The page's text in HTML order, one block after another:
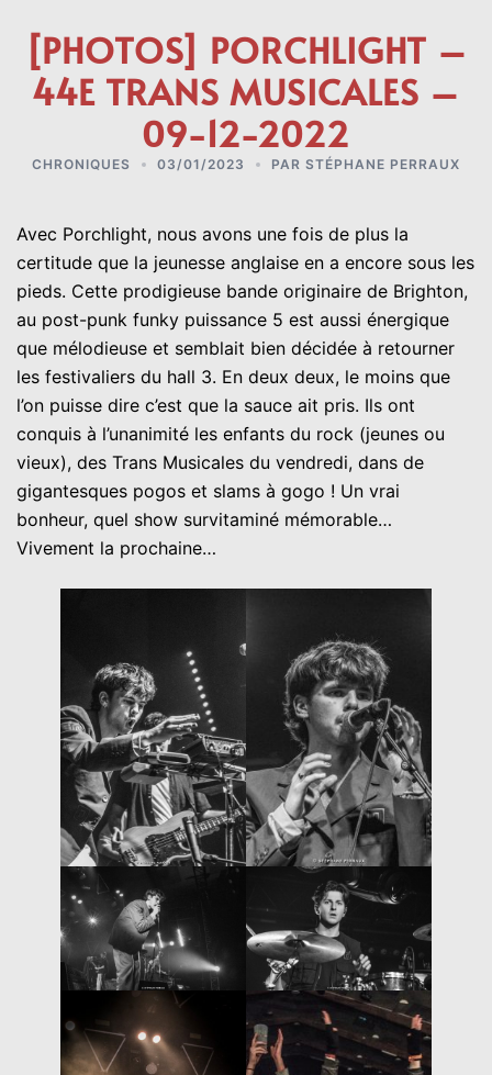
[PHOTOS] PORCHLIGHT –
44E TRANS MUSICALES –
09-12-2022
CHRONIQUES 03/01/2023 PAR STÉPHANE PERRAUX
Avec Porchlight, nous avons une fois de plus la
certitude que la jeunesse anglaise en a encore sous les
pieds. Cette prodigieuse bande originaire de Brighton,
au post-punk funky puissance 5 est aussi énergique
que mélodieuse et semblait bien décidée à retourner
les festivaliers du hall 3. En deux deux, le moins que
l’on puisse dire c’est que la sauce ait pris. Ils ont
conquis à l’unanimité les enfants du rock (jeunes ou
vieux), des Trans Musicales du vendredi, dans de
gigantesques pogos et slams à gogo ! Un vrai
bonheur, quel show survitaminé mémorable…
Vivement la prochaine…